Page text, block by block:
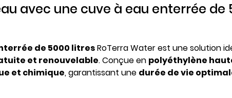
avec une cuve à eau enterrée de
de 5000 litresRoTerra Water est une solution
et renouvelable. Conçue en polyéthylène
et chimique, garantissant une durée de vie